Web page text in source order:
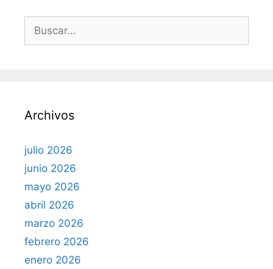
:
Archivos
julio 2026
junio 2026
mayo 2026
abril 2026
marzo 2026
febrero 2026
enero 2026